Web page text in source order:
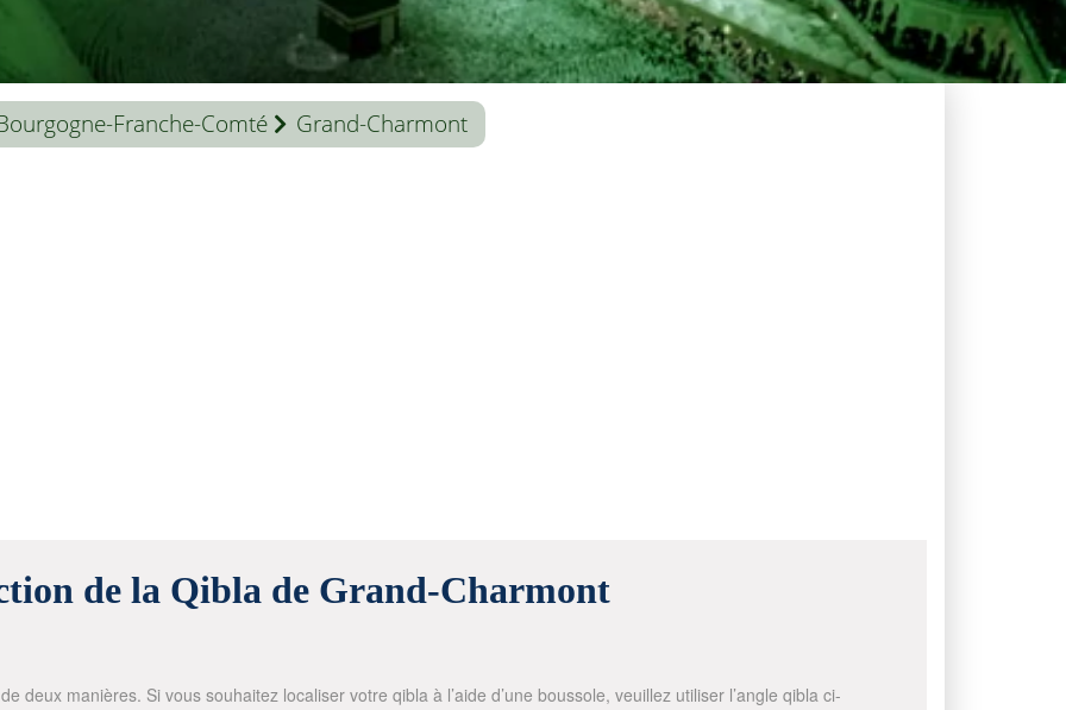
Franche-Comté Grand-Charmont
de la Qibla de Grand-Charmont
deux manières. Si vous souhaitez localiser votre qibla à l’aide d’une boussole, veuillez utiliser l’angle qibla ci-